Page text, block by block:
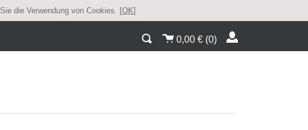
die Verwendung von Cookies. [OK]
0,00 € (0)